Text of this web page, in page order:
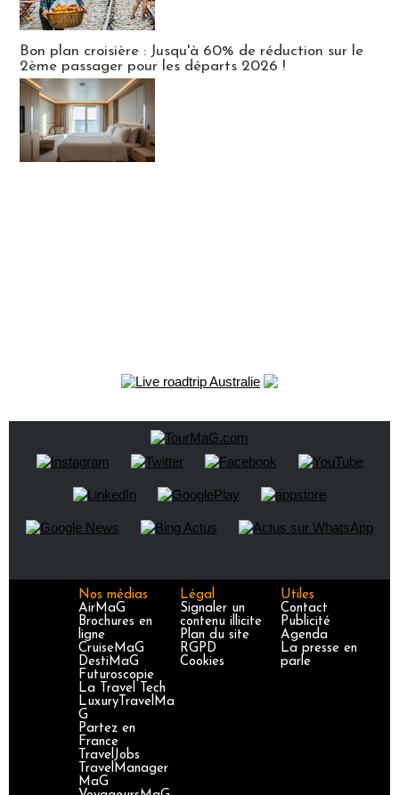
Bon plan croisière : Jusqu'à 60% de réduction sur le
2ème passager pour les départs 2026 !
Nos médias
AirMaG
Brochures en
ligne
CruiseMaG
DestiMaG
Futuroscopie
La Travel Tech
LuxuryTravelMa
G
Partez en
France
TravelJobs
TravelManager
MaG
Légal
Signaler un
contenu illicite
Plan du site
RGPD
Cookies
Utiles
Contact
Publicité
Agenda
La presse en
parle